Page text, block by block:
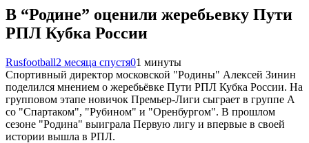
В “Родине” оценили жеребьевку Пути
РПЛ Кубка России
Rusfootball2 месяца спустя01 минуты
Спортивный директор московской "Родины" Алексей Зинин
поделился мнением о жеребьёвке Пути РПЛ Кубка России. На
групповом этапе новичок Премьер-Лиги сыграет в группе A
со "Спартаком", "Рубином" и "Оренбургом". В прошлом
сезоне "Родина" выиграла Первую лигу и впервые в своей
истории вышла в РПЛ.